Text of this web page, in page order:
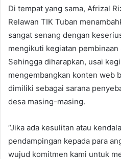
Di tempat yang sama, Afrizal
Relawan TIK Tuban
sangat senang dengan
mengikuti kegiatan pembinaan
Sehingga diharapkan, usai
mengembangkan konten web
dimiliki sebagai sarana
desa masing-masing.
“Jika ada kesulitan atau
pendampingan kepada para
wujud komitmen kami untuk